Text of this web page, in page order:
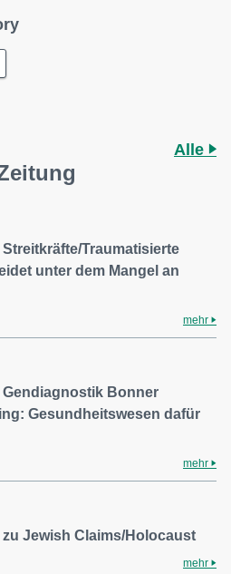
Alle
Traumatisierte
unter dem Mangel an
mehr
Bonner
Gesundheitswesen dafür
mehr
Jewish Claims/Holocaust
mehr